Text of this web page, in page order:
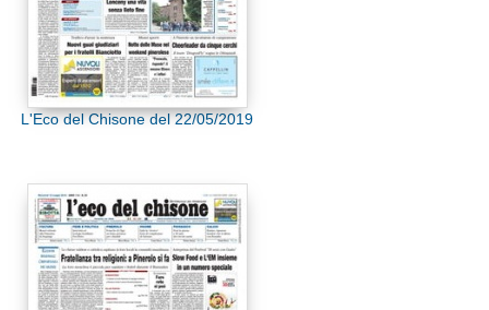
L'Eco del Chisone del 22/05/2019